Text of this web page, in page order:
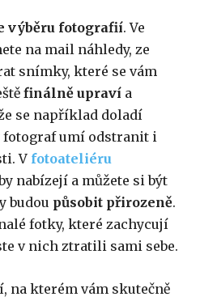
výběru fotografií. Ve
na mail náhledy, ze
snímky, které se vám
finálně upraví a
se například doladí
fotograf umí odstranit i
V fotoateliéru
nabízejí a můžete si být
budou působit přirozeně.
fotky, které zachycují
v nich ztratili sami sebe.
na kterém vám skutečně